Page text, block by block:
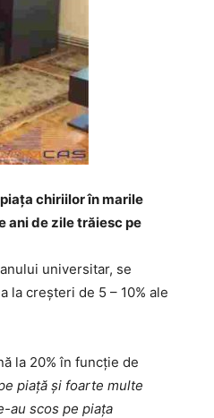
chiriilor în marile
ani de zile trăiesc pe
universitar, se
la creşteri de 5 – 10% ale
la 20% în funcţie de
piaţă şi foarte multe
au scos pe piaţa